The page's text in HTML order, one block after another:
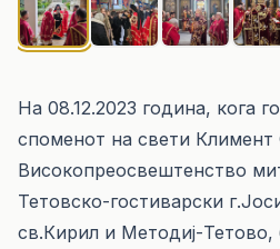
На 08.12.2023 година, кога
споменот на свети
Високопреосвештенство
Тетовско-гостиварски
св.Кирил и Методиј-Тетово,